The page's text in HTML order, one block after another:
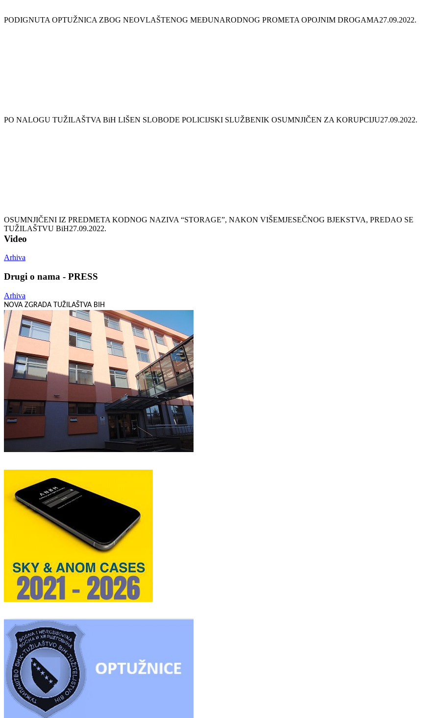
PODIGNUTA OPTUŽNICA ZBOG NEOVLAŠTENOG MEĐUNARODNOG PROMETA OPOJNIM DROGAMA27.09.2022.
PO NALOGU TUŽILAŠTVA BiH LIŠEN SLOBODE POLICIJSKI SLUŽBENIK OSUMNJIČEN ZA KORUPCIJU27.09.2022.
OSUMNJIČENI IZ PREDMETA KODNOG NAZIVA “STORAGE”, NAKON VIŠEMJESEČNOG BJEKSTVA, PREDAO SE
TUŽILAŠTVU BiH27.09.2022.
Video
Arhiva
Drugi o nama - PRESS
Arhiva
NOVA ZGRADA TUŽILAŠTVA BIH